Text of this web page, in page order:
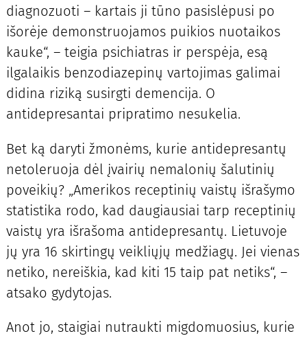
diagnozuoti – kartais ji tūno pasislėpusi po
išorėje demonstruojamos puikios nuotaikos
kauke“, – teigia psichiatras ir perspėja, esą
ilgalaikis benzodiazepinų vartojimas galimai
didina riziką susirgti demencija. O
antidepresantai pripratimo nesukelia.
Bet ką daryti žmonėms, kurie antidepresantų
netoleruoja dėl įvairių nemalonių šalutinių
poveikių? „Amerikos receptinių vaistų išrašymo
statistika rodo, kad daugiausiai tarp receptinių
vaistų yra išrašoma antidepresantų. Lietuvoje
jų yra 16 skirtingų veikliųjų medžiagų. Jei vienas
netiko, nereiškia, kad kiti 15 taip pat netiks“, –
atsako gydytojas.
Anot jo, staigiai nutraukti migdomuosius, kurie